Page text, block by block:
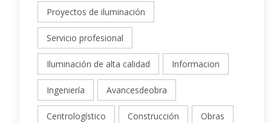
Proyectos de iluminación
Servicio profesional
Iluminación de alta calidad Informacion
Ingeniería Avancesdeobra
Centrologístico Construcción Obras